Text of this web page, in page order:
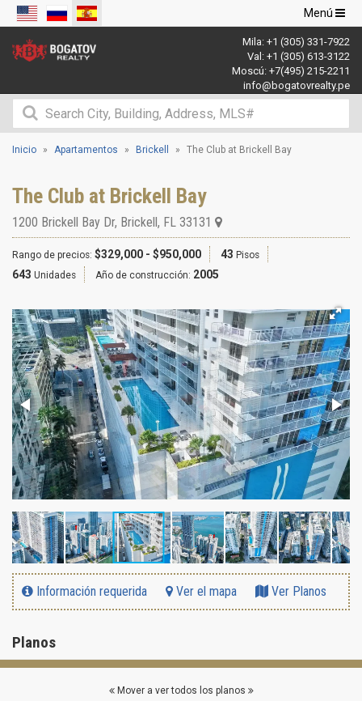
Navegación
de
palanca
Menú
Mila: +1 (305) 331-7922
Val: +1 (305) 613-3122
Moscú: +7(495) 215-2211
info@bogatovrealty.pe
Inicio Apartamentos Brickell The Club at Brickell Bay
The Club at Brickell Bay
1200 Brickell Bay Dr, Brickell, FL 33131
Rango de precios: $329,000 - $950,000 43 Pisos
643 Unidades Año de construcción: 2005
Información requerida Ver el mapa Ver Planos
Planos
Mover a ver todos los planos